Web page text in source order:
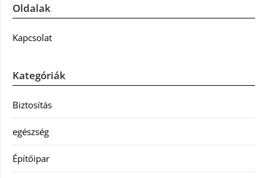
Oldalak
Kapcsolat
Kategóriák
Biztosítás
egészség
Építőipar